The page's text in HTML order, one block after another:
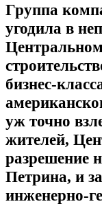
Группа
угодила в
бизнес-
уж точно
жителей,
разрешение
Петрина, и